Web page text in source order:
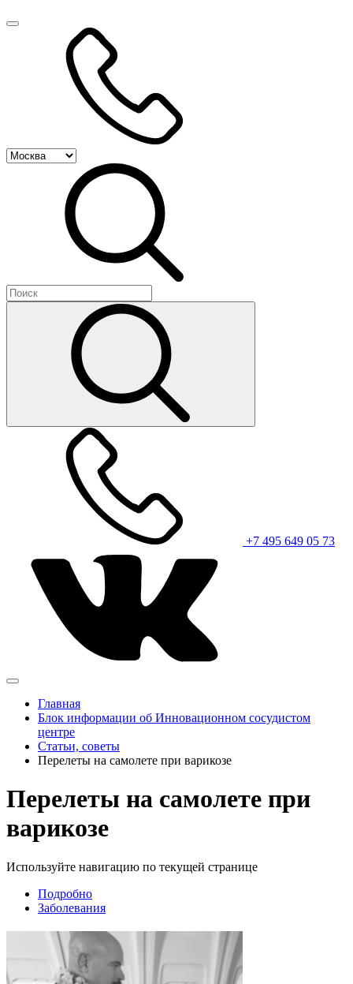
+7 495 649 05 73
Главная
Блок информации об Инновационном сосудистом
центре
Статьи, советы
Перелеты на самолете при варикозе
Перелеты на самолете при
варикозе
Используйте навигацию по текущей странице
Подробно
Заболевания